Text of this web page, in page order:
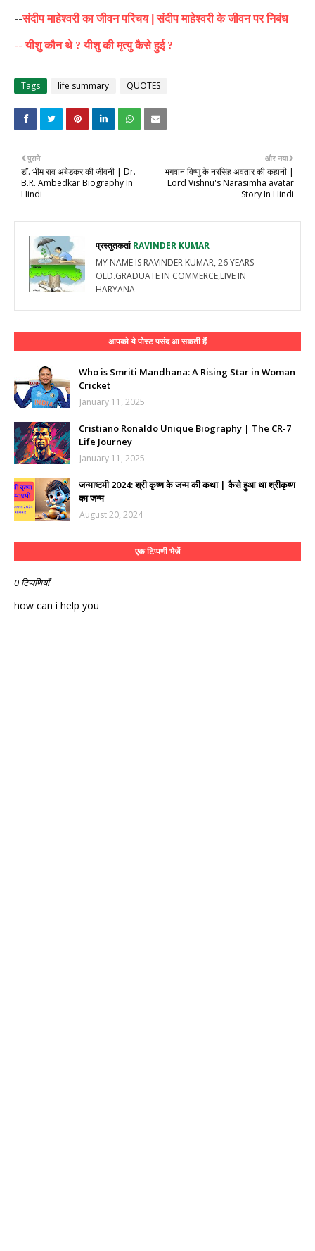
--संदीप माहेश्वरी का जीवन परिचय | संदीप माहेश्वरी के जीवन पर निबंध
--यीशु कौन थे ?यीशु की मृत्यु कैसे हुई ?
Tags life summary QUOTES
और नया
भगवान विष्णु के नरसिंह अवतार की कहानी |
Lord Vishnu's Narasimha avatar
Story In Hindi
पुराने
डॉ. भीम राव अंबेडकर की जीवनी | Dr.
B.R. Ambedkar Biography In
Hindi
प्रस्तुतकर्ताRAVINDER KUMAR
MY NAME IS RAVINDER KUMAR, 26 YEARS
OLD.GRADUATE IN COMMERCE,LIVE IN
HARYANA
आपको ये पोस्ट पसंद आ सकती हैं
Who is Smriti Mandhana: A Rising Star in Woman
Cricket
January 11, 2025
Cristiano Ronaldo Unique Biography | The CR-7
Life Journey
January 11, 2025
जन्माष्टमी 2024: श्री कृष्ण के जन्म की कथा | कैसे हुआ था श्रीकृष्ण
का जन्म
August 20, 2024
एक टिप्पणी भेजें
0 टिप्पणियाँ
how can i help you